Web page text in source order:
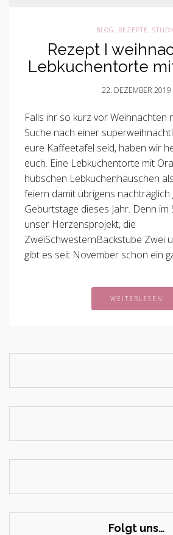
BLOG, REZEPTE,
Rezept I
Lebkuchentorte
22. DEZEMBER 2019
Falls ihr so kurz vor Weihnachten
Suche nach einer
eure Kaffeetafel seid, haben wir
euch. Eine Lebkuchentorte mit
hübschen Lebkuchenhäuschen
feiern damit übrigens nachträglich
Geburtstage dieses Jahr. Denn
unser Herzensprojekt, die
ZweiSchwesternBackstube Zwei
gibt es seit November schon ein
WEITERLESEN
Folgt uns…